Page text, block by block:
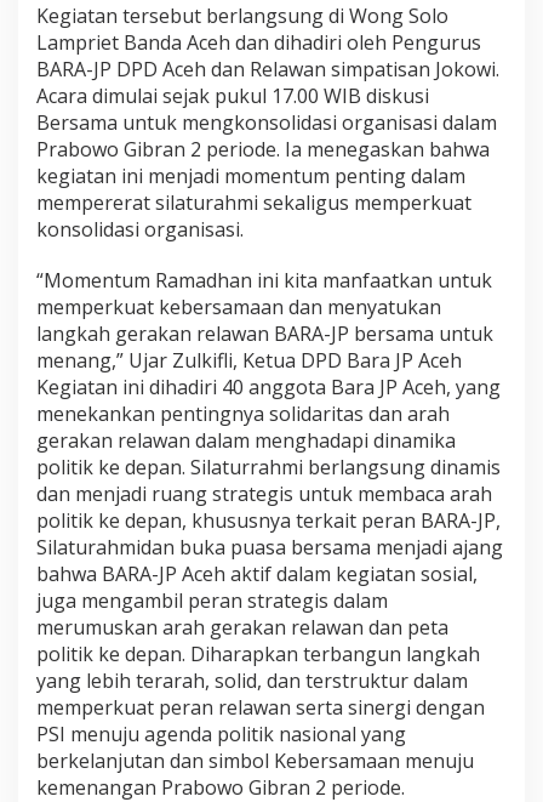
g
i
s
e
n
y
u
s
n
a
n
g
k
a
h
P
o
l
i
i
k
k
D
e
p
a
‎‎Kegiatan tersebut berlangsung di Wong Solo
Lampriet Banda Aceh dan dihadiri oleh Pengurus
BARA-JP DPD Aceh dan Relawan simpatisan Jokowi.
‎Acara dimulai sejak pukul 17.00 WIB diskusi
Bersama untuk mengkonsolidasi organisasi dalam
Prabowo Gibran 2 periode. Ia menegaskan bahwa
kegiatan ini menjadi momentum penting dalam
mempererat silaturahmi sekaligus memperkuat
konsolidasi organisasi.
‎“Momentum Ramadhan ini kita manfaatkan untuk
memperkuat kebersamaan dan menyatukan
langkah gerakan relawan BARA-JP bersama untuk
menang,” Ujar Zulkifli, Ketua DPD Bara JP Aceh
‎‎Kegiatan ini dihadiri 40 anggota Bara JP Aceh, yang
menekankan pentingnya solidaritas dan arah
gerakan relawan dalam menghadapi dinamika
politik ke depan. ‎‎Silaturrahmi berlangsung dinamis
dan menjadi ruang strategis untuk membaca arah
politik ke depan, khususnya terkait peran BARA-JP, ‎
‎Silaturahmidan buka puasa bersama menjadi ajang
bahwa BARA-JP Aceh aktif dalam kegiatan sosial,
juga mengambil peran strategis dalam
merumuskan arah gerakan relawan dan peta
politik ke depan. Diharapkan terbangun langkah
yang lebih terarah, solid, dan terstruktur dalam
memperkuat peran relawan serta sinergi dengan
PSI menuju agenda politik nasional yang
berkelanjutan dan simbol Kebersamaan menuju
kemenangan Prabowo Gibran 2 periode.